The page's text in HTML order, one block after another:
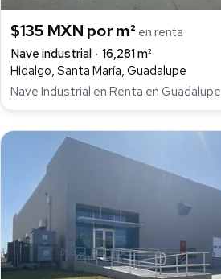
$135 MXN por m² en renta
Nave industrial
16,281 m²
Hidalgo, Santa María, Guadalupe
Nave Industrial en Renta en Guadalupe